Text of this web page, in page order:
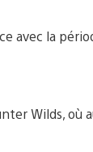
avec la
Wilds, où